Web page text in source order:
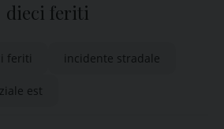
dieci feriti
feriti incidente stradale
est